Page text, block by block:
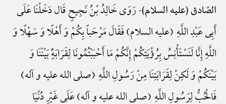
الصّادق (علیه السلام)-رَوَی خَالِدُ بْنُ نَجِیحٍ قَال دَخَلْنَا عَلَی
أَبِی عَبْدِ اللَّهِ (علیه السلام) فَقَالَ مَرْحَباً بِکُمْ وَ أَهْلًا وَ سَهْلًا وَ
اللَّهِ إِنَّا لَنَسْتَأْنِسُ بِرُؤْیَتِکُمْ إِنَّکُمْ مَا أَحْبَبْتُمُونَا لِقَرَابَهًٍْ بَیْنَنَا وَ
بَیْنَکُمْ وَ لَکِنْ لِقَرَابَتِنَا مِنْ رَسُولِ اللَّهِ (صلی الله علیه و آله)
فَالْحُبُّ لِرَسُولِ اللَّهِ (صلی الله علیه و آله) عَلَی غَیْرِ دُنْیَا